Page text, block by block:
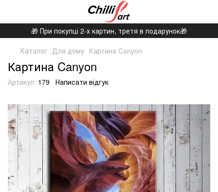
🎁 При покупці 2-х картин, третя в подарунок🎁
Каталог Для дому Картина Canyon
Картина Canyon
Артикул: 179 Написати відгук